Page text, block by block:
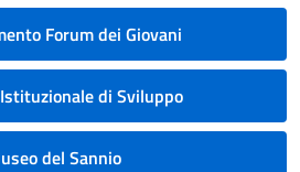
Forum dei Giovani
di Sviluppo
del Sannio